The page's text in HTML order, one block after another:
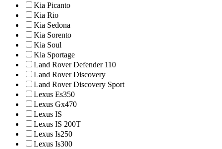
Kia Picanto
Kia Rio
Kia Sedona
Kia Sorento
Kia Soul
Kia Sportage
Land Rover Defender 110
Land Rover Discovery
Land Rover Discovery Sport
Lexus Es350
Lexus Gx470
Lexus IS
Lexus IS 200T
Lexus Is250
Lexus Is300